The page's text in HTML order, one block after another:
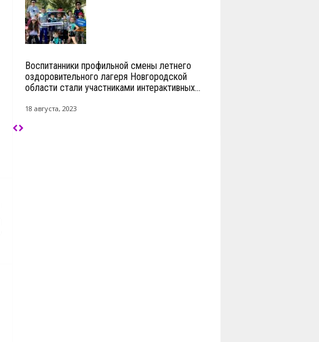
Воспитанники профильной смены летнего
оздоровительного лагеря Новгородской
области стали участниками интерактивных...
18 августа, 2023